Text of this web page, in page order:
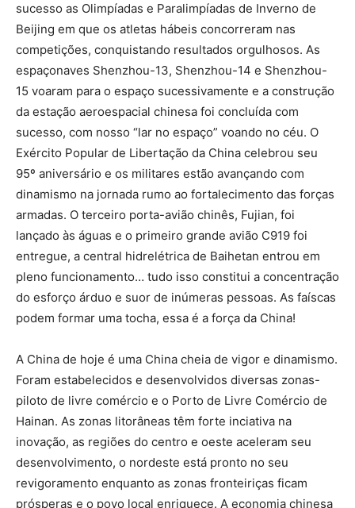
sucesso as Olimpíadas e Paralimpíadas de Inverno de
Beijing em que os atletas hábeis concorreram nas
competições, conquistando resultados orgulhosos. As
espaçonaves Shenzhou-13, Shenzhou-14 e Shenzhou-
15 voaram para o espaço sucessivamente e a construção
da estação aeroespacial chinesa foi concluída com
sucesso, com nosso “lar no espaço” voando no céu. O
Exército Popular de Libertação da China celebrou seu
95º aniversário e os militares estão avançando com
dinamismo na jornada rumo ao fortalecimento das forças
armadas. O terceiro porta-avião chinês, Fujian, foi
lançado às águas e o primeiro grande avião C919 foi
entregue, a central hidrelétrica de Baihetan entrou em
pleno funcionamento… tudo isso constitui a concentração
do esforço árduo e suor de inúmeras pessoas. As faíscas
podem formar uma tocha, essa é a força da China!
A China de hoje é uma China cheia de vigor e dinamismo.
Foram estabelecidos e desenvolvidos diversas zonas-
piloto de livre comércio e o Porto de Livre Comércio de
Hainan. As zonas litorâneas têm forte inciativa na
inovação, as regiões do centro e oeste aceleram seu
desenvolvimento, o nordeste está pronto no seu
revigoramento enquanto as zonas fronteiriças ficam
prósperas e o povo local enriquece. A economia chinesa